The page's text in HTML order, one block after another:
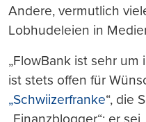
Andere, vermutlich
Lobhudeleien in
„FlowBank ist sehr
ist stets offen für
„Schwiizerfranke“, die